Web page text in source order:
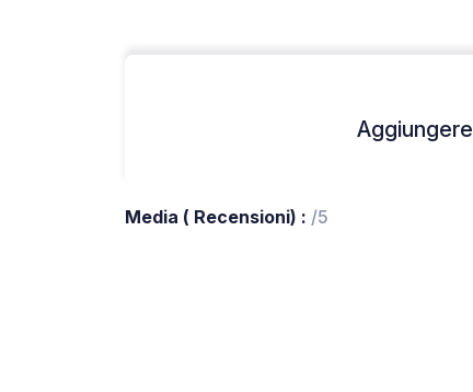
Media ( Recensioni) : /5